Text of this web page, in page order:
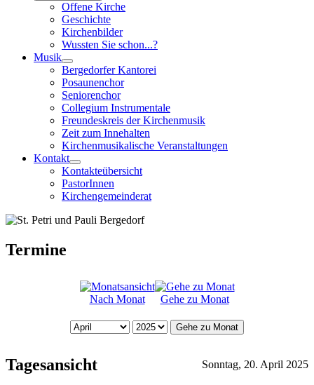
Offene Kirche
Geschichte
Kirchenbilder
Wussten Sie schon...?
Musik
Bergedorfer Kantorei
Posaunenchor
Seniorenchor
Collegium Instrumentale
Freundeskreis der Kirchenmusik
Zeit zum Innehalten
Kirchenmusikalische Veranstaltungen
Kontakt
Kontakteübersicht
PastorInnen
Kirchengemeinderat
Termine
Nach Monat Gehe zu Monat
Gehe zu Monat
Tagesansicht Sonntag, 20. April 2025